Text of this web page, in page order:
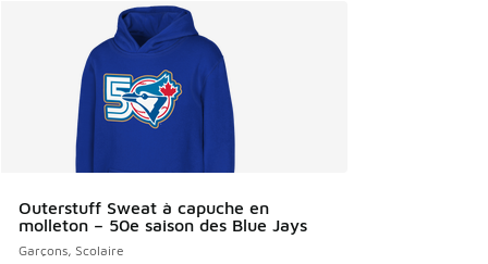
Outerstuff Sweat à capuche en
molleton – 50e saison des Blue Jays
Garçons, Scolaire